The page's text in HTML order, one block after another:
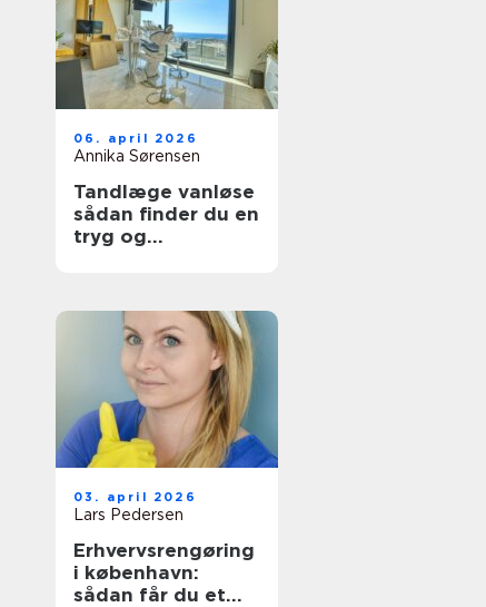
06. april 2026
Annika Sørensen
Tandlæge vanløse
sådan finder du en
tryg og
03. april 2026
Lars Pedersen
Erhvervsrengøring
i københavn:
sådan får du et